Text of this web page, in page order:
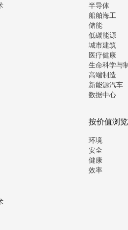
半导体
船舶海工
储能
低碳能源
城市建筑
医疗健康
生命科学与
高端制造
新能源汽车
数据中心
按价值浏览
环境
安全
健康
效率